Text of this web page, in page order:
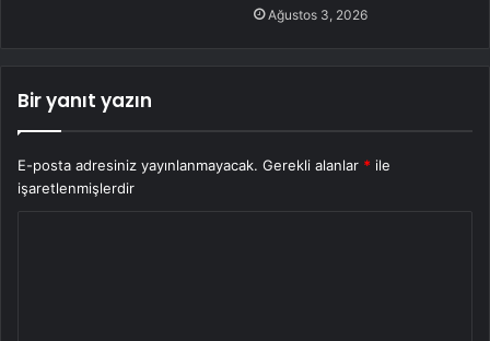
Ağustos 3, 2026
Bir yanıt yazın
E-posta adresiniz yayınlanmayacak. Gerekli alanlar * ile
işaretlenmişlerdir